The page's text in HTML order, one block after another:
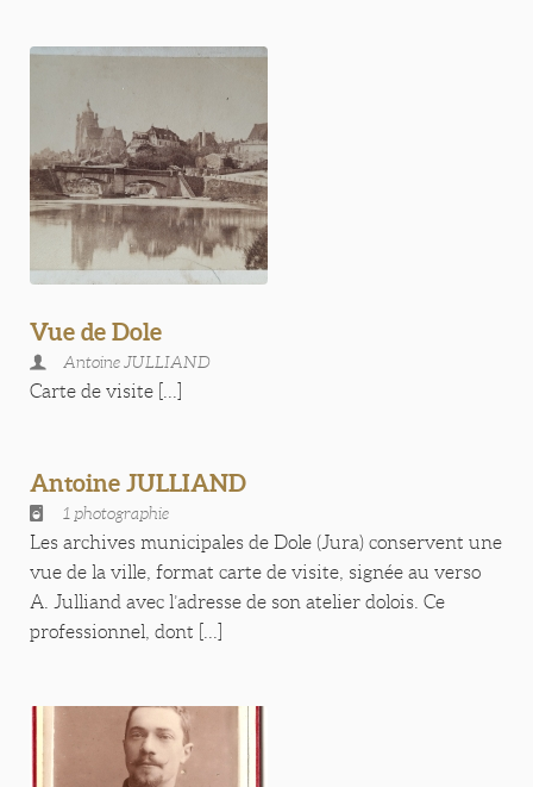
Vue de Dole
Antoine JULLIAND
Carte de visite [...]
Antoine JULLIAND
1 photographie
Les archives municipales de Dole (Jura) conservent une
vue de la ville, format carte de visite, signée au verso
A. Julliand avec l’adresse de son atelier dolois. Ce
professionnel, dont [...]